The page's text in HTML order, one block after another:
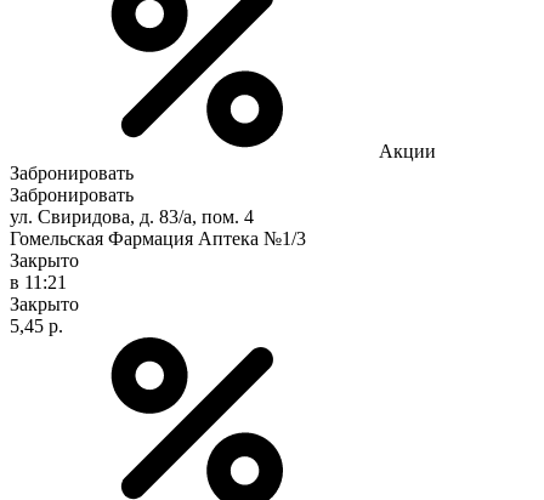
Акции
Забронировать
Забронировать
ул. Свиридова, д. 83/а, пом. 4
Гомельская Фармация Аптека №1/3
Закрыто
в 11:21
Закрыто
5,45 р.